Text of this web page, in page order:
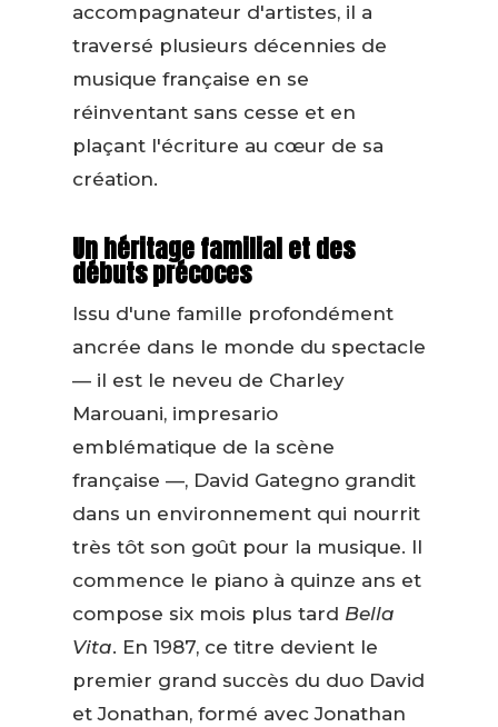
accompagnateur d'artistes, il a
traversé plusieurs décennies de
musique française en se
réinventant sans cesse et en
plaçant l'écriture au cœur de sa
création.
Un héritage familial et des
débuts précoces
Issu d'une famille profondément
ancrée dans le monde du spectacle
— il est le neveu de Charley
Marouani, impresario
emblématique de la scène
française —, David Gategno grandit
dans un environnement qui nourrit
très tôt son goût pour la musique. Il
commence le piano à quinze ans et
compose six mois plus tard Bella
Vita. En 1987, ce titre devient le
premier grand succès du duo David
et Jonathan, formé avec Jonathan